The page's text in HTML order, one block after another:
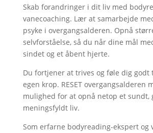
Skab forandringer i dit liv med
vanecoaching. Lær at samarbejde
psyke i overgangsalderen. Opnå
selvforståelse, så du når dine mål
sindet og et åbent hjerte.
Du fortjener at trives og føle dig godt
egen krop. RESET overgangsalderen
mulighed for at opnå netop et sundt,
meningsfyldt liv.
Som erfarne bodyreading-ekspert og